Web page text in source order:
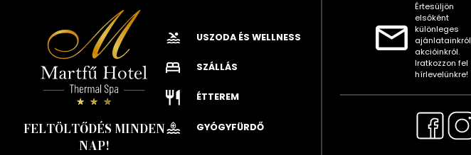
FELTÖLTŐDÉS MINDEN
NAP!
USZODA ÉS WELLNESS
SZÁLLÁS
ÉTTEREM
GYÓGYFÜRDŐ
Értesüljön
elsőként
különleges
akcióinkról.
Iratkozzon fel
hírlevelünkre!